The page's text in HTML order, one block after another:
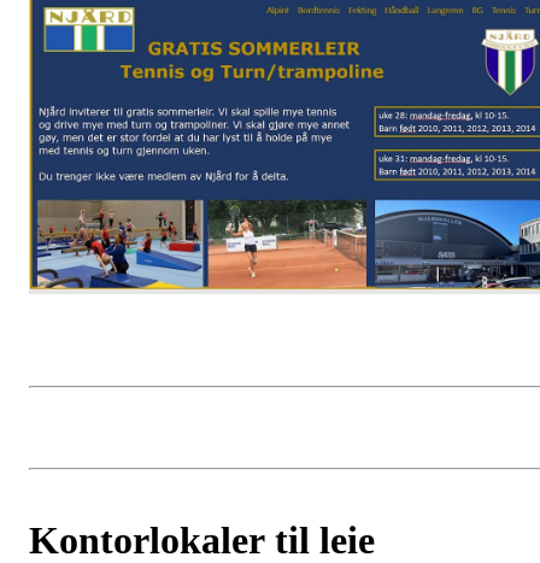
Kontorlokaler til leie